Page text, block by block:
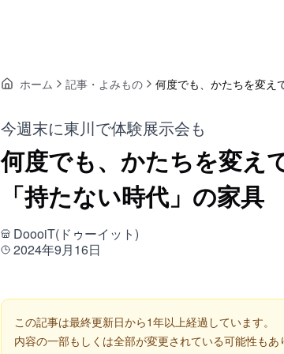
ホーム 記事・よみもの 何度でも、かたちを変
今週末に東川で体験展示会も
何度でも、かたちを変え
「持たない時代」の家具
DoooiT(ドゥーイット)
2024年9月16日
この記事は最終更新日から1年以上経過しています。
内容の一部もしくは全部が変更されている可能性もあ